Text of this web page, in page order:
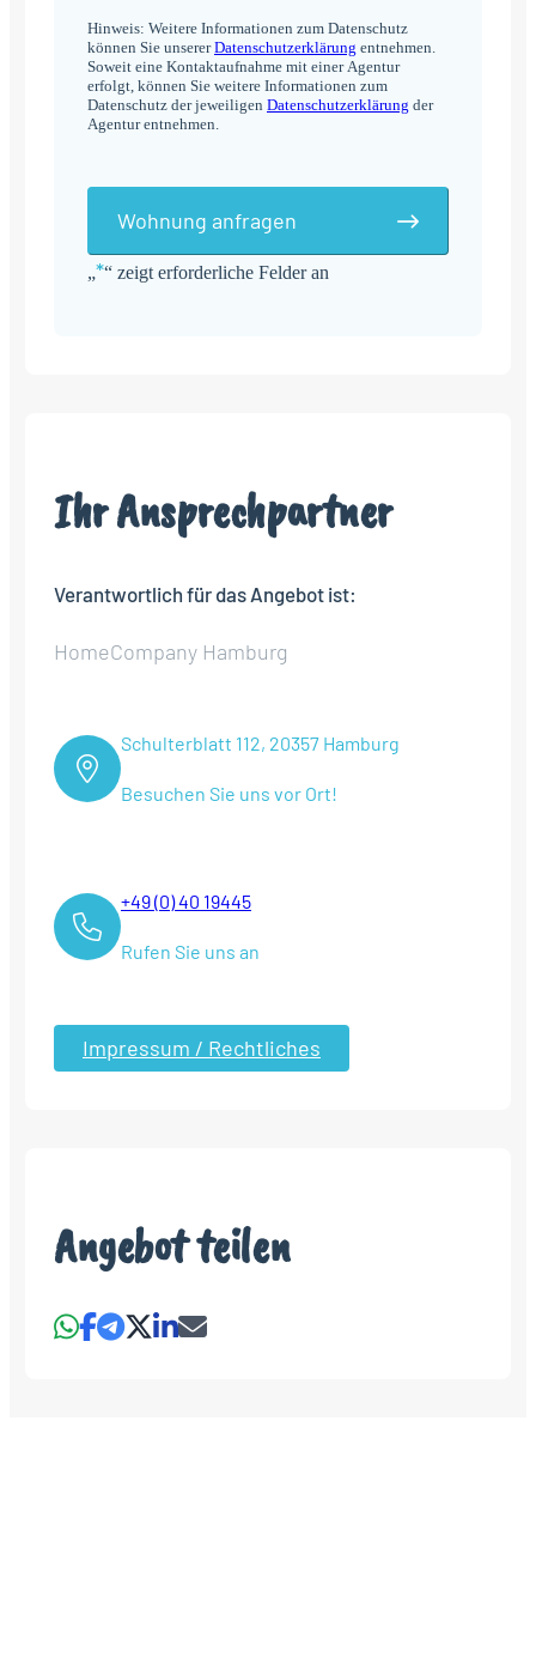
„*“ zeigt erforderliche Felder an
Hinweis: Weitere Informationen zum Datenschutz
können Sie unsererDatenschutzerklärung entnehmen.
Soweit eine Kontaktaufnahme mit einer Agentur
erfolgt, können Sie weitere Informationen zum
Datenschutz der jeweiligen Datenschutzerklärung der
Agentur entnehmen.
Wohnung anfragen
Ihr Ansprechpartner
Verantwortlich für das Angebot ist:
HomeCompany Hamburg
Schulterblatt 112, 20357 Hamburg
Besuchen Sie uns vor Ort!
+49 (0) 40 19445
Rufen Sie uns an
Impressum / Rechtliches
Angebot teilen